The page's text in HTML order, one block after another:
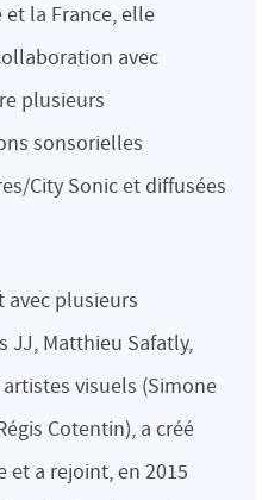
la France, elle
avec
plusieurs
sonsorielles
City Sonic et diffusées
avec plusieurs
JJ, Matthieu Safatly,
visuels (Simone
Cotentin), a créé
et a rejoint, en 2015